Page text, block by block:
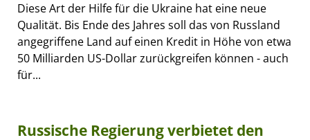
Diese Art der Hilfe für die Ukraine hat eine neue
Qualität. Bis Ende des Jahres soll das von Russland
angegriffene Land auf einen Kredit in Höhe von etwa
50 Milliarden US-Dollar zurückgreifen können - auch
für...
Russische Regierung verbietet den